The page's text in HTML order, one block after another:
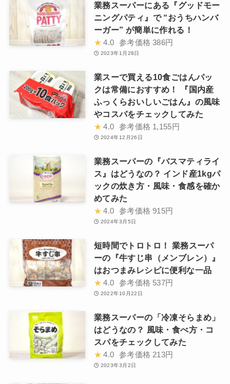
業務スーパーにある『グッドモー
ニングパティ』で “おうちハンバ
ーガー” が簡単に作れる！
★ 4.0 参考価格 386円
2023年1月28日
業スーで買える10食ごはんパッ
クは常備におすすめ！ 『国内産
ふっくらおいしいごはん』の風味
やコスパをチェックしてみた
★ 4.0 参考価格 1,155円
2024年12月26日
業務スーパーの『バスマティライ
ス』はどうなの？ インド産1kgパ
ックの炊き方・風味・食感を確か
めてみた
★ 4.0 参考価格 915円
2024年3月5日
短時間でトロトロ！ 業務スーパ
ーの『牛すじ串（メンブレン）』
はおつまみレシピに便利な一品
★ 4.0 参考価格 537円
2022年10月22日
業務スーパーの「冷凍そらまめ」
はどうなの？ 風味・食べ方・コ
スパをチェックしてみた
★ 4.0 参考価格 213円
2023年3月2日